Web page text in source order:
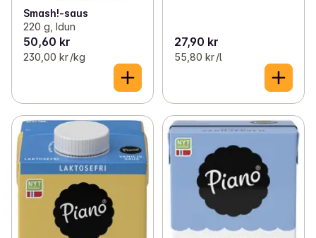
Smash!-saus
220 g, Idun
50,60 kr
230,00 kr /kg
27,90 kr
55,80 kr /l